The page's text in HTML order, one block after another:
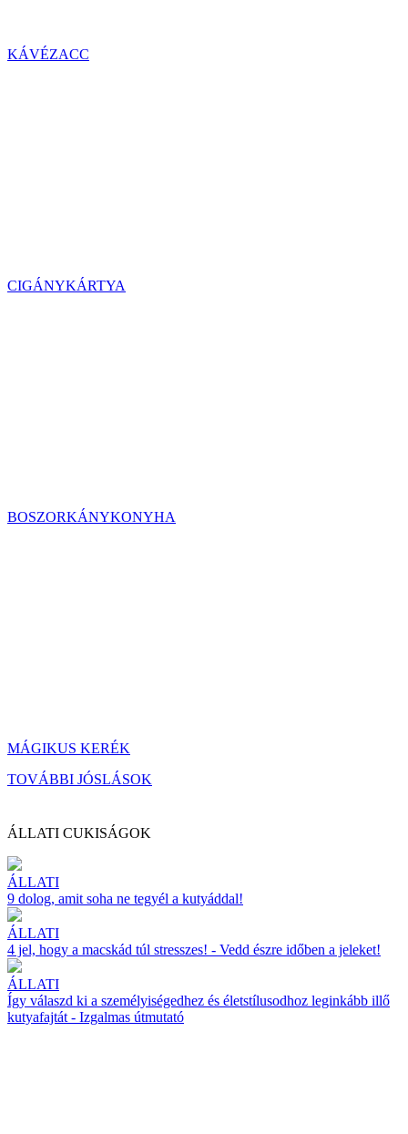
KÁVÉZACC
CIGÁNYKÁRTYA
BOSZORKÁNYKONYHA
MÁGIKUS KERÉK
TOVÁBBI JÓSLÁSOK
ÁLLATI CUKISÁGOK
ÁLLATI
9 dolog, amit soha ne tegyél a kutyáddal!
ÁLLATI
4 jel, hogy a macskád túl stresszes! - Vedd észre időben a jeleket!
ÁLLATI
Így válaszd ki a személyiségedhez és életstílusodhoz leginkább illő
kutyafajtát - Izgalmas útmutató